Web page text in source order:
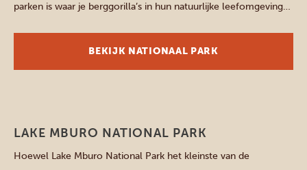
parken is waar je berggorilla’s in hun natuurlijke leefomgeving
wat bijna de helft van de […]
BEKIJK NATIONAAL PARK
Zuidelijke parken
LAKE MBURO NATIONAL PARK
Hoewel Lake Mburo National Park het kleinste van de